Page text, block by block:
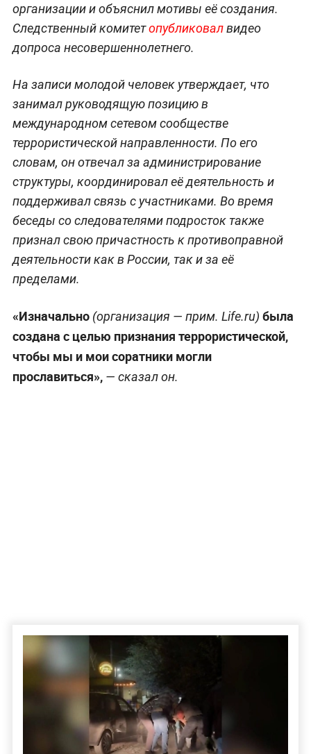
организации и объяснил мотивы её создания.
Следственный комитетопубликовалвидео
допроса несовершеннолетнего.
На записи молодой человек утверждает, что
занимал руководящую позицию в
международном сетевом сообществе
террористической направленности. По его
словам, он отвечал за администрирование
структуры, координировал её деятельность и
поддерживал связь с участниками. Во время
беседы со следователями подросток также
признал свою причастность к противоправной
деятельности как в России, так и за её
пределами.
«Изначально (организация — прим. Life.ru) была
создана с целью признания террористической,
чтобы мы и мои соратники могли
прославиться», — сказал он.